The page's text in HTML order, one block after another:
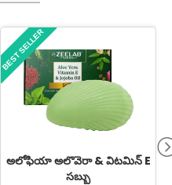
అలోఫియా అలొవెరా & విటమిన్ E
సబ్బు
BEST SELLER